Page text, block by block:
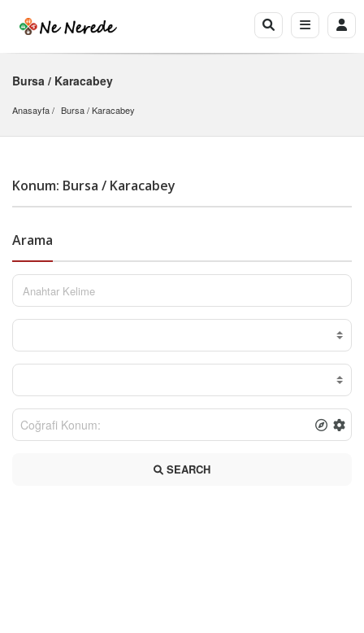
Bursa / Karacabey
Anasayfa Bursa / Karacabey
Konum: Bursa / Karacabey
Arama
SEARCH